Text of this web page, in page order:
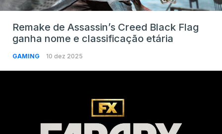
Remake de Assassin’s Creed Black Flag
ganha nome e classificação etária
GAMING 10 dez 2025